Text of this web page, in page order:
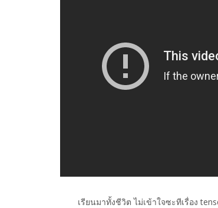
เรียนมาทั้งชีวิต ไม่เข้าใจซะทีเรื่อง